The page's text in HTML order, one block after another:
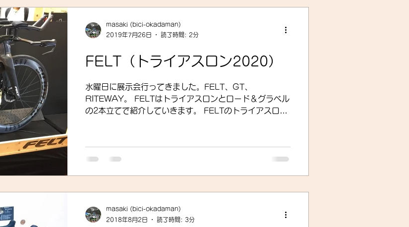
gruppo bici-okadaman
フロントシングル化 入荷 セール グラベルロード
営業 独り言 パワーメーター 動画
FELT（トライアスロン2020）
水曜日に展示会行ってきました。FELT、GT、
RITEWAY。 FELTはトライアスロンとロード＆グラベル
の2本立てで紹介していきます。 FELTのトライアスロン
いますが、...
masaki (bici-okadaman)
2019年7月26日
読了時間: 2分
masaki (bici-okadaman)
2018年8月2日
読了時間: 3分